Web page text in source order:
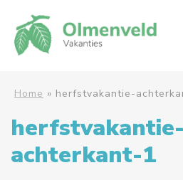
Home » herfstvakantie-
herfstvakantie-
achterkant-1